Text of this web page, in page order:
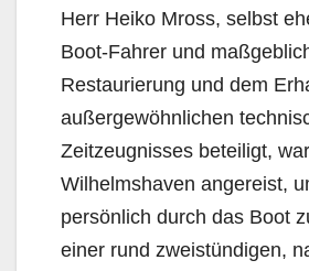
Herr Heiko Mross, selbst
Boot-Fahrer und
Restaurierung und dem
außergewöhnlichen
Zeitzeugnisses beteiligt,
Wilhelmshaven angereist,
persönlich durch das Boot
einer rund zweistündigen,